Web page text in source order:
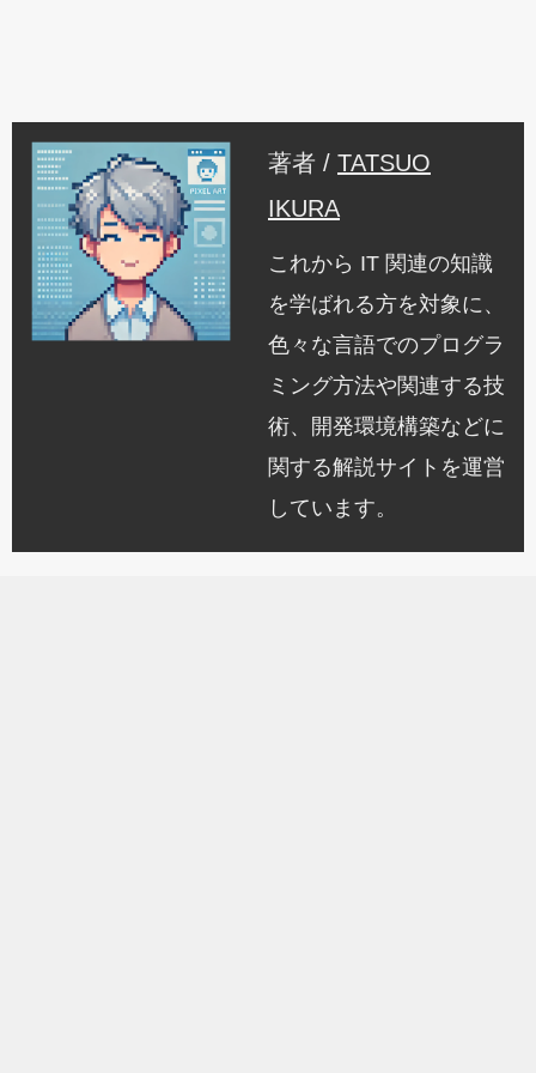
著者 / TATSUO
IKURA
これから IT 関連の知識
を学ばれる方を対象に、
色々な言語でのプログラ
ミング方法や関連する技
術、開発環境構築などに
関する解説サイトを運営
しています。